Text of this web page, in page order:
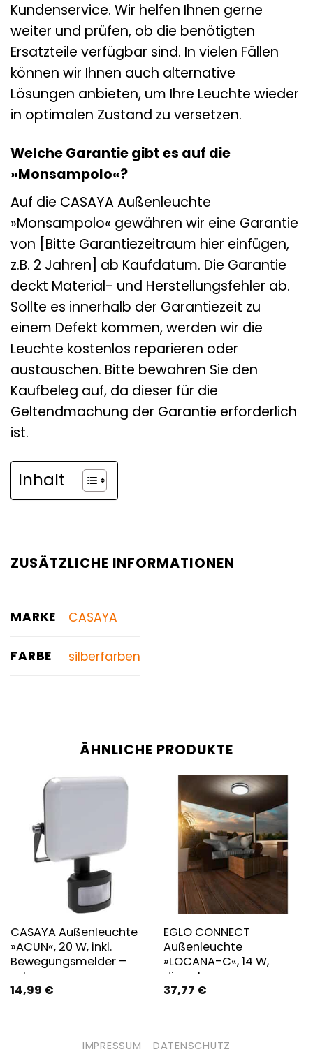
Kundenservice. Wir helfen Ihnen gerne
weiter und prüfen, ob die benötigten
Ersatzteile verfügbar sind. In vielen Fällen
können wir Ihnen auch alternative
Lösungen anbieten, um Ihre Leuchte wieder
in optimalen Zustand zu versetzen.
Welche Garantie gibt es auf die
»Monsampolo«?
Auf die CASAYA Außenleuchte
»Monsampolo« gewähren wir eine Garantie
von [Bitte Garantiezeitraum hier einfügen,
z.B. 2 Jahren] ab Kaufdatum. Die Garantie
deckt Material- und Herstellungsfehler ab.
Sollte es innerhalb der Garantiezeit zu
einem Defekt kommen, werden wir die
Leuchte kostenlos reparieren oder
austauschen. Bitte bewahren Sie den
Kaufbeleg auf, da dieser für die
Geltendmachung der Garantie erforderlich
ist.
Inhalt
ZUSÄTZLICHE INFORMATIONEN
MARKE CASAYA
FARBE silberfarben
ÄHNLICHE PRODUKTE
CASAYA Außenleuchte
»ACUN«, 20 W, inkl.
Bewegungsmelder –
schwarz
14,99 €
EGLO CONNECT
Außenleuchte
»LOCANA-C«, 14 W,
dimmbar – grau
37,77 €
IMPRESSUM DATENSCHUTZ